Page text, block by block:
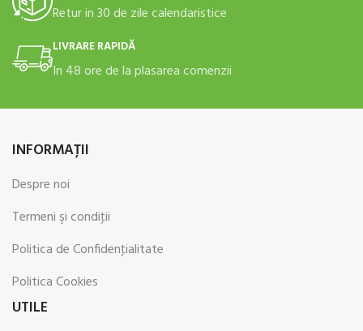
Retur in 30 de zile calendaristice
LIVRARE RAPIDĂ
In 48 ore de la plasarea comenzii
INFORMAŢII
Despre noi
Termeni şi condiţii
Politica de Confidenţialitate
Politica Cookies
UTILE